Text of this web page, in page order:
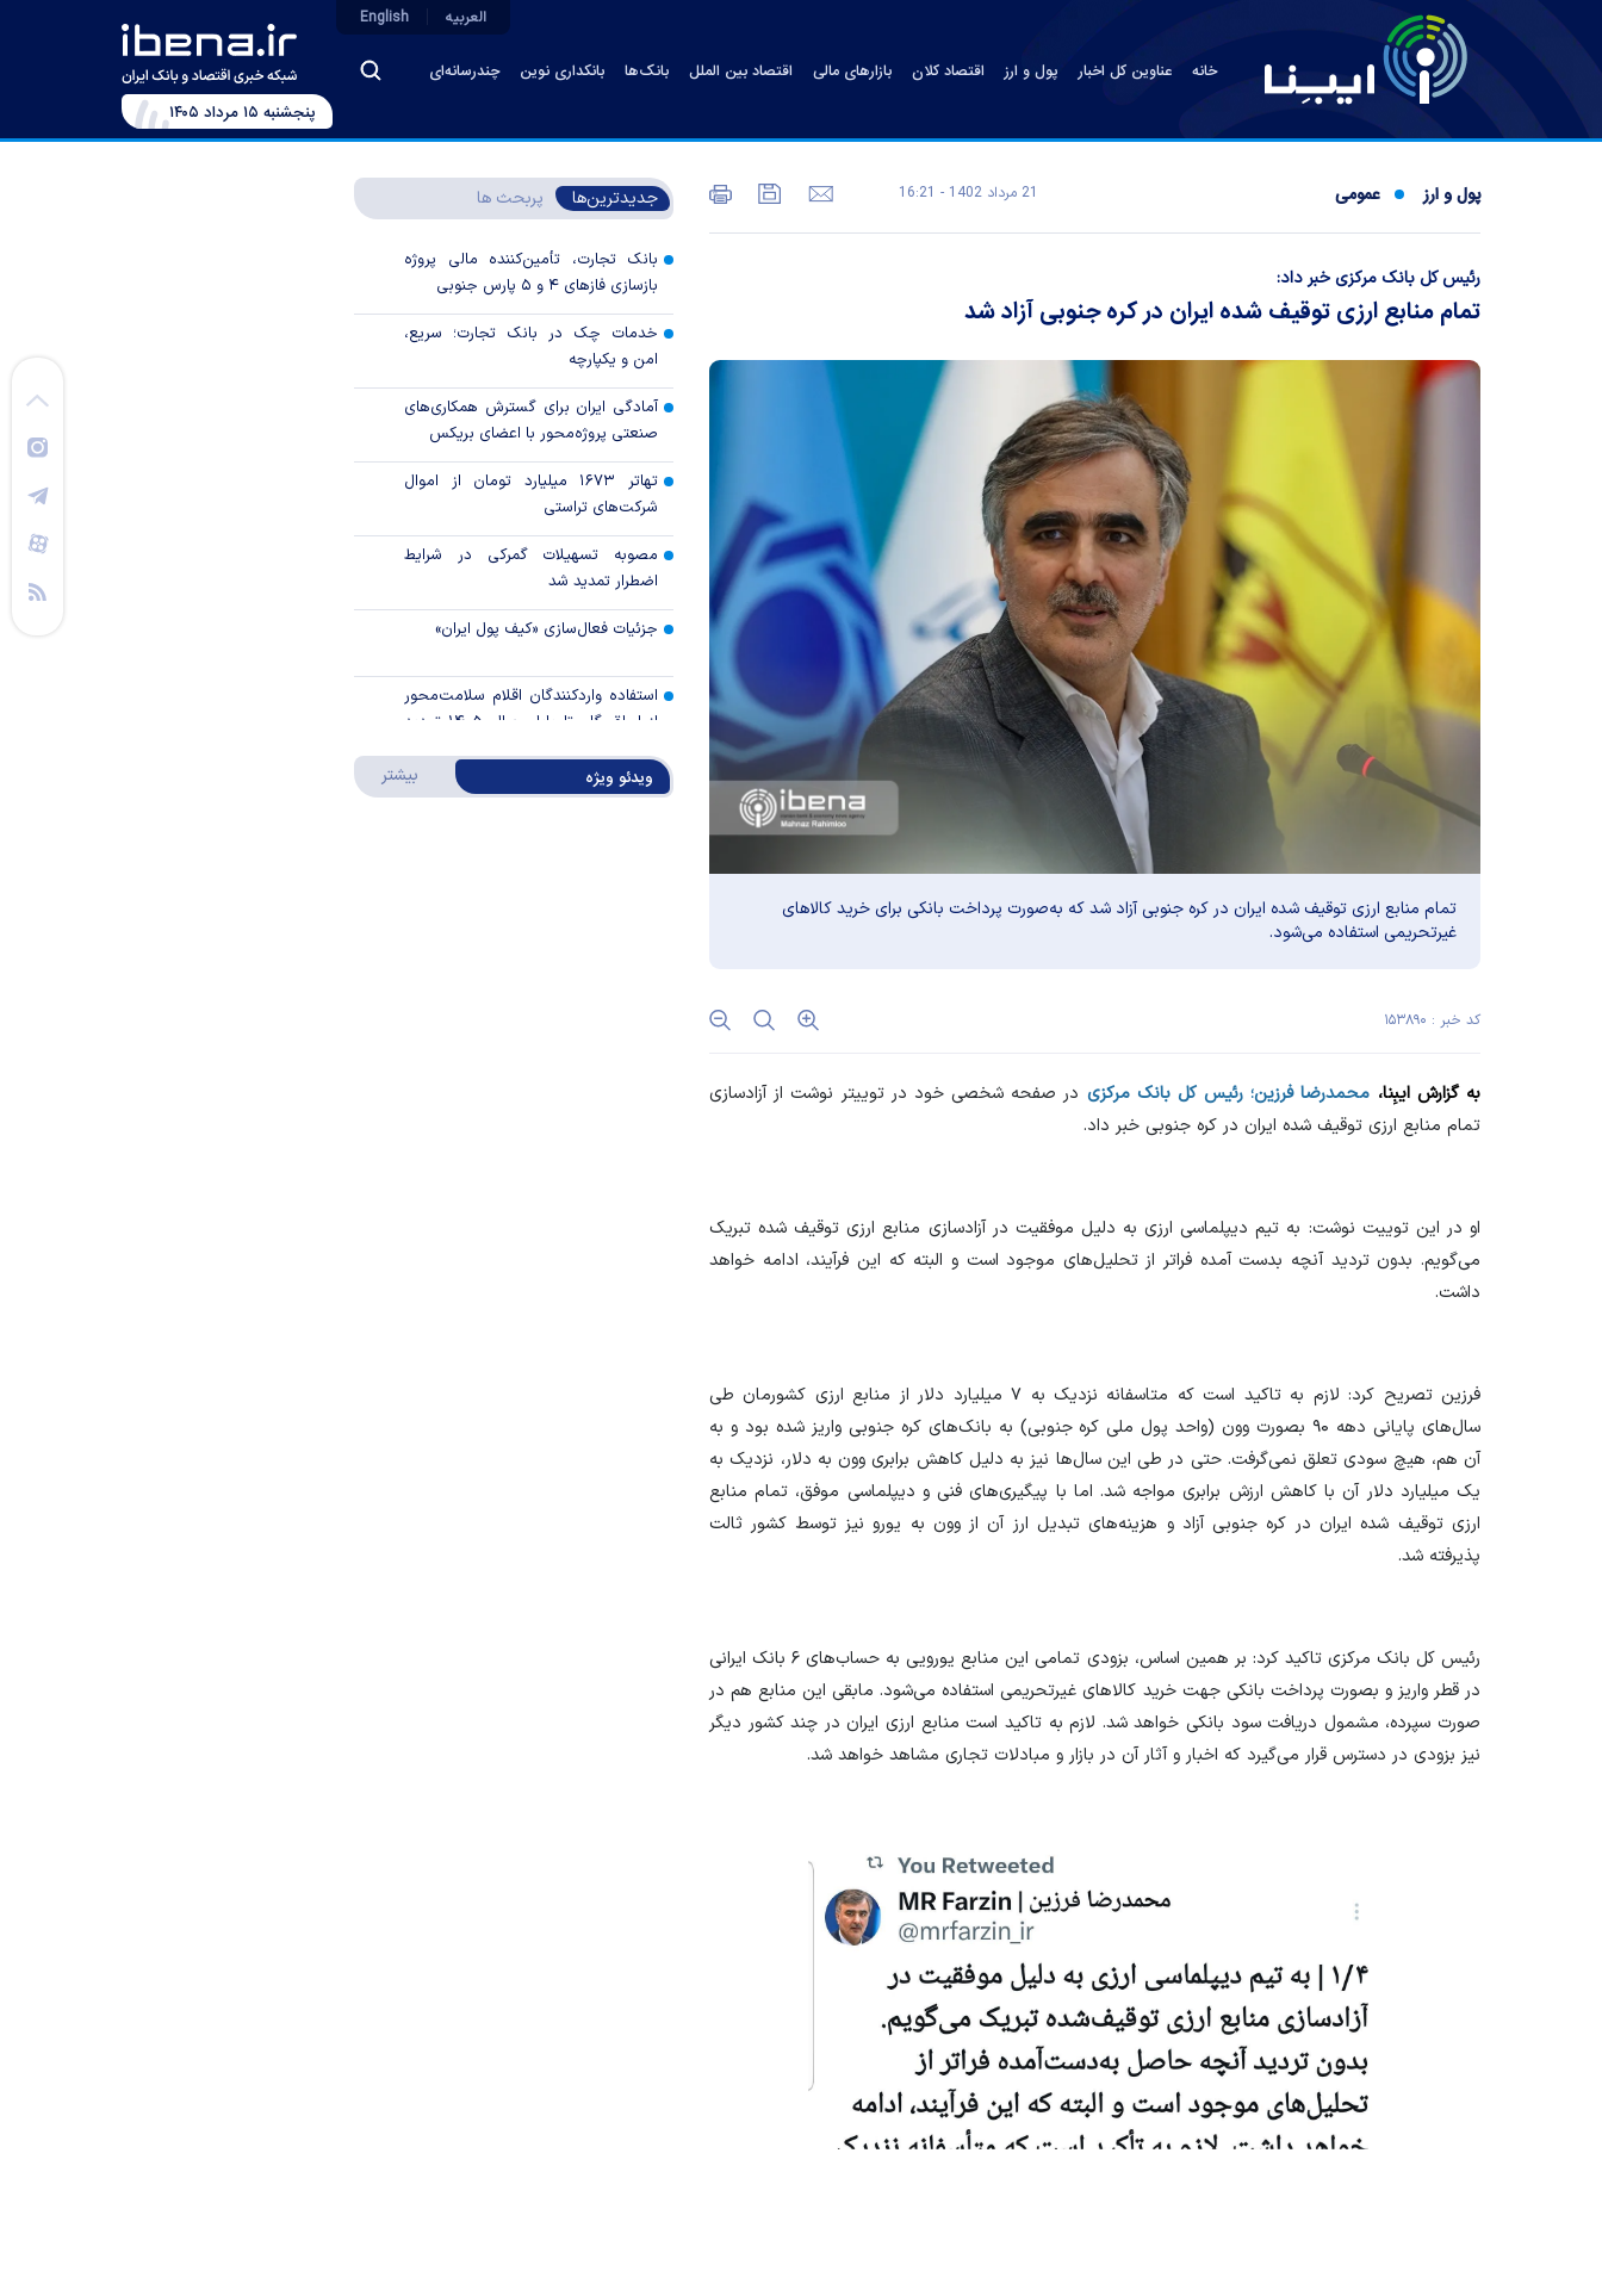
خانه عناوین کل اخبار پول و ارز اقتصاد کلان بازارهای مالی اقتصاد بین الملل بانک‌ها بانکداری نوین چندرسانه‌ای
العربیه English
پنجشنبه ۱۵ مرداد ۱۴۰۵
پول و ارز عمومی 21 مرداد 1402 - 16:21
رئیس کل بانک مرکزی خبر داد:
تمام منابع ارزی توقیف شده ایران در کره جنوبی آزاد شد
تمام منابع ارزی توقیف شده ایران در کره جنوبی آزاد شد که به‌صورت پرداخت بانکی برای خرید کالا‌های
غیرتحریمی استفاده می‌شود.
کد خبر : ۱۵۳۸۹۰
به گزارش ایبِنا، محمدرضا فرزین؛ رئیس کل بانک مرکزی در صفحه شخصی خود در توییتر نوشت از آزادسازی
تمام منابع ارزی توقیف شده ایران در کره جنوبی خبر داد.
او در این توییت نوشت: به تیم دیپلماسی ارزی به دلیل موفقیت در آزادسازی منابع ارزی توقیف شده تبریک
می‌گویم. بدون تردید آنچه بدست آمده فراتر از تحلیل‌های موجود است و البته که این فرآیند، ادامه خواهد
داشت.
فرزین تصریح کرد: لازم به تاکید است که متاسفانه نزدیک به ۷ میلیارد دلار از منابع ارزی کشورمان طی
سال‌های پایانی دهه ۹۰ بصورت وون (واحد پول ملی کره جنوبی) به بانک‌های کره جنوبی واریز شده بود و به
آن هم، هیچ سودی تعلق نمی‌گرفت. حتی در طی این سال‌ها نیز به دلیل کاهش برابری وون به دلار، نزدیک به
یک میلیارد دلار آن با کاهش ارزش برابری مواجه شد. اما با پیگیری‌های فنی و دیپلماسی موفق، تمام منابع
ارزی توقیف شده ایران در کره جنوبی آزاد و هزینه‌های تبدیل ارز آن از وون به یورو نیز توسط کشور ثالت
پذیرفته شد.
رئیس کل بانک مرکزی تاکید کرد: بر همین اساس، بزودی تمامی این منابع یورویی به حساب‌های ۶ بانک ایرانی
در قطر واریز و بصورت پرداخت بانکی جهت خرید کالا‌های غیرتحریمی استفاده می‌شود. مابقی این منابع هم در
صورت سپرده، مشمول دریافت سود بانکی خواهد شد. لازم به تاکید است منابع ارزی ایران در چند کشور دیگر
نیز بزودی در دسترس قرار می‌گیرد که اخبار و آثار آن در بازار و مبادلات تجاری مشاهد خواهد شد.
جدیدترین‌ها پربحث ها
بانک تجارت، تأمین‌کننده مالی پروژه
بازسازی فاز‌های ۴ و ۵ پارس جنوبی
خدمات چک در بانک تجارت؛ سریع،
امن و یکپارچه
آمادگی ایران برای گسترش همکاری‌های
صنعتی پروژه‌محور با اعضای بریکس
تهاتر ۱۶۷۳ میلیارد تومان از اموال
شرکت‌های تراستی
مصوبه تسهیلات گمرکی در شرایط
اضطرار تمدید شد
جزئیات فعال‌سازی «کیف پول ایران»
استفاده واردکنندگان اقلام سلامت‌محور
از اوراق گام تا پایان سال ۱۴۰۵ تمدید
رالی وال‌استریت، آسیا را تکان داد
ویدئو ویژه بیشتر درباره ویدئو ویژه